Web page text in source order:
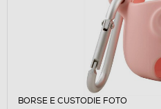
BORSE E CUSTODIE FOTO